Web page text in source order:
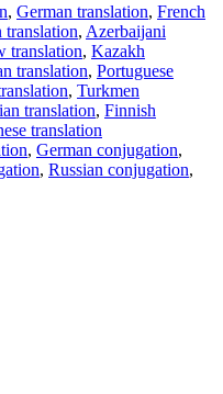
, German translation, French
translation, Azerbaijani
translation, Kazakh
translation, Portuguese
, Turkmen
translation, Finnish
translation
, German conjugation,
, Russian conjugation,